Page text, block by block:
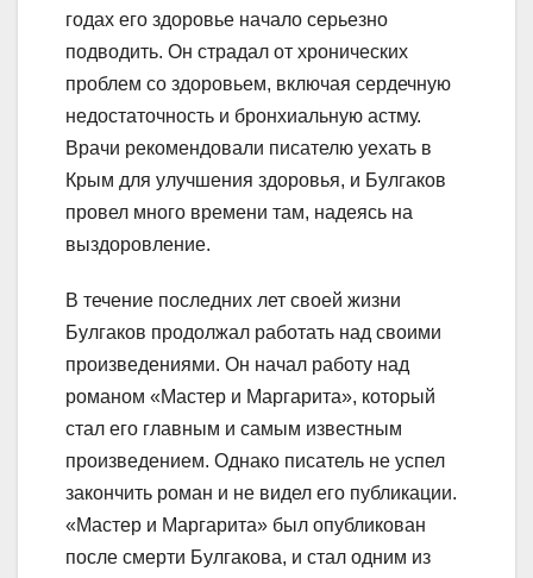
годах его здоровье начало серьезно
подводить. Он страдал от хронических
проблем со здоровьем, включая сердечную
недостаточность и бронхиальную астму.
Врачи рекомендовали писателю уехать в
Крым для улучшения здоровья, и Булгаков
провел много времени там, надеясь на
выздоровление.
В течение последних лет своей жизни
Булгаков продолжал работать над своими
произведениями. Он начал работу над
романом «Мастер и Маргарита», который
стал его главным и самым известным
произведением. Однако писатель не успел
закончить роман и не видел его публикации.
«Мастер и Маргарита» был опубликован
после смерти Булгакова, и стал одним из